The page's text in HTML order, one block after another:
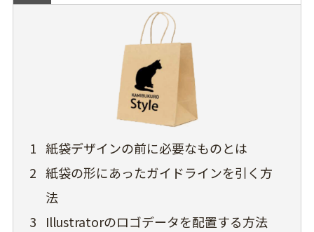
1 紙袋デザインの前に必要なものとは
2 紙袋の形にあったガイドラインを引く方
法
3
Illustratorのロゴデータを配置する方法